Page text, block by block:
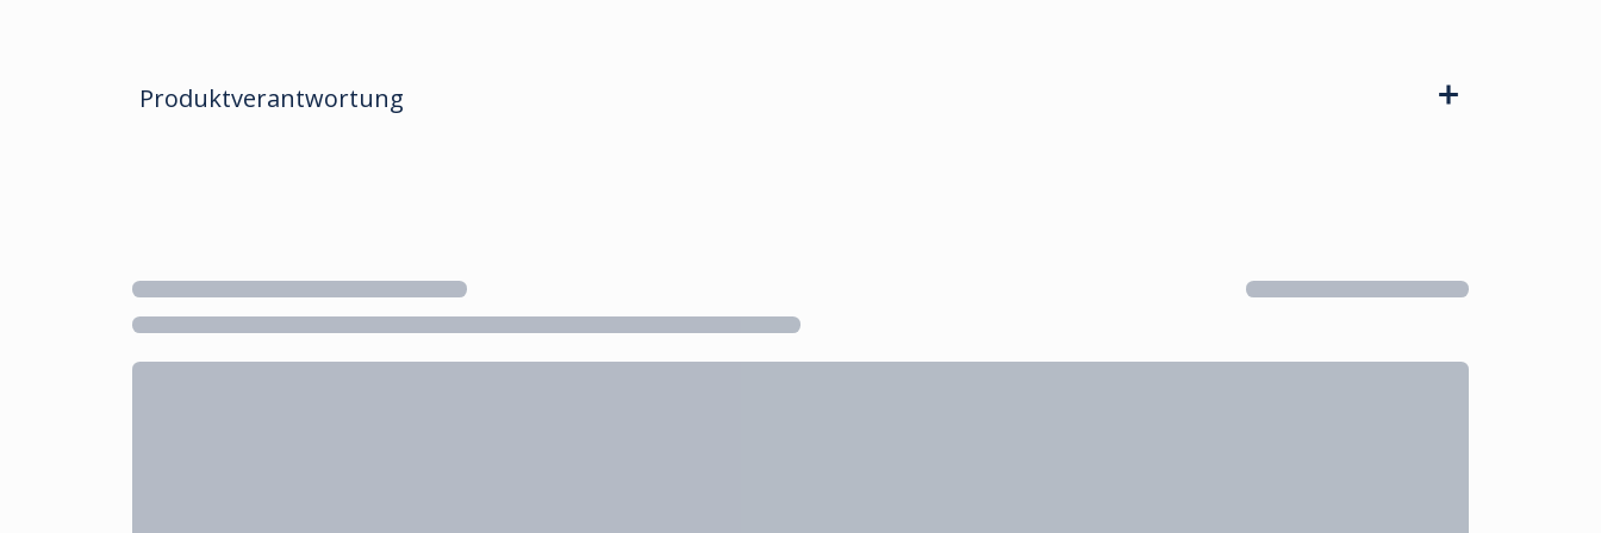
Produktverantwortung